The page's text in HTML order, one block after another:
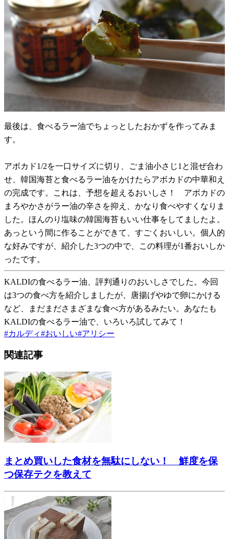
最後は、食べるラー油でちょっとしたおかずを作ってみま
す。
アボカド1/2を一口サイズに切り、ごま油小さじ1と混ぜ合わ
せ、韓国海苔と食べるラー油をかけたらアボカドの中華和え
の完成です。これは、予想を超えるおいしさ！ アボカドの
まろやかさがラー油の辛さを抑え、かなり食べやすくなりま
した。ほんのり塩味の韓国海苔もいい仕事をしてましたよ。
あっという間に作ることができて、すごくおいしい。個人的
な好みですが、紹介した3つの中で、この料理が1番おいしか
ったです。
KALDIの食べるラー油、評判通りのおいしさでした。今回
は3つの食べ方を紹介しましたが、唐揚げやゆで卵にかける
など、まだまださまざまな食べ方があるみたい。あなたも
KALDIの食べるラー油で、いろいろ試してみて！
#カルディ#おいしい#アリシー
関連記事
まとめ買いした食材を無駄にしない！ 鮮度を保
つ保存テクを教えて